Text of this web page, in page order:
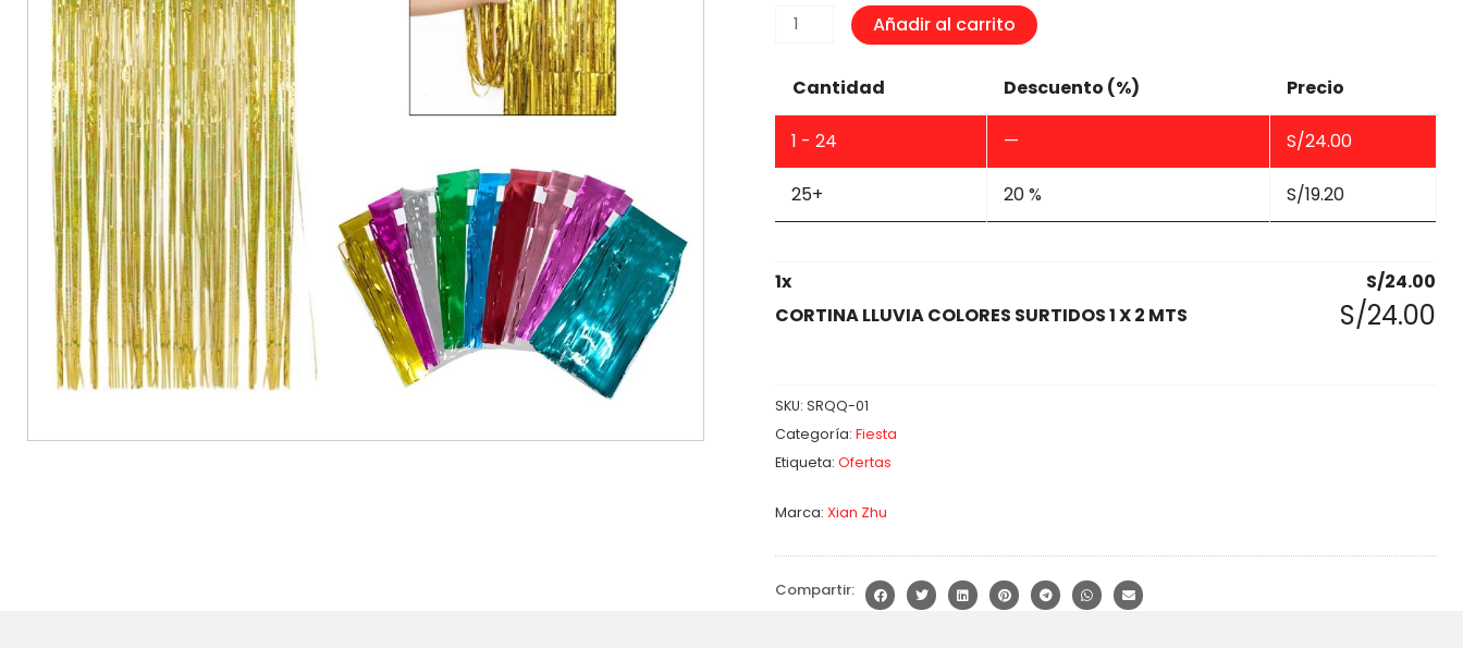
CORTINA
COLORES
SURTIDOS
MTS
Añadir al carrito
Cantidad Descuento (%) Precio
1 - 24 — S/24.00
25+ 20 % S/19.20
1x S/24.00
CORTINA LLUVIA COLORES SURTIDOS 1 X 2 MTS
S/24.00
SKU: SRQQ-01
Categoría: Fiesta
Etiqueta: Ofertas
Marca: Xian Zhu
Compartir: